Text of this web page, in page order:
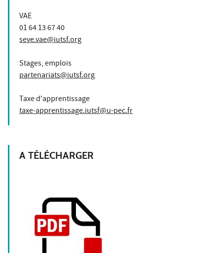
VAE
01 64 13 67 40
seve.vae@iutsf.org
Stages, emplois
partenariats@iutsf.org
Taxe d'apprentissage
taxe-apprentissage.iutsf@u-pec.fr
A TÉLÉCHARGER